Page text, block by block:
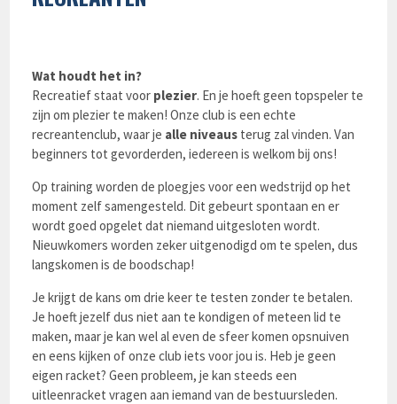
Wat houdt het in?
Recreatief staat voor plezier. En je hoeft geen topspeler te
zijn om plezier te maken! Onze club is een echte
recreantenclub, waar je alle niveaus terug zal vinden. Van
beginners tot gevorderden, iedereen is welkom bij ons!
Op training worden de ploegjes voor een wedstrijd op het
moment zelf samengesteld. Dit gebeurt spontaan en er
wordt goed opgelet dat niemand uitgesloten wordt.
Nieuwkomers worden zeker uitgenodigd om te spelen, dus
langskomen is de boodschap!
Je krijgt de kans om drie keer te testen zonder te betalen.
Je hoeft jezelf dus niet aan te kondigen of meteen lid te
maken, maar je kan wel al even de sfeer komen opsnuiven
en eens kijken of onze club iets voor jou is. Heb je geen
eigen racket? Geen probleem, je kan steeds een
uitleenracket vragen aan iemand van de bestuursleden.